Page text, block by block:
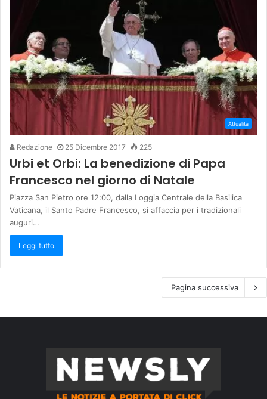
Attualità
Redazione 25 Dicembre 2017 225
Urbi et Orbi: La benedizione di Papa
Francesco nel giorno di Natale
Piazza San Pietro ore 12:00, dalla Loggia Centrale della Basilica
Vaticana, il Santo Padre Francesco, si affaccia per i tradizionali
auguri…
Leggi tutto
Pagina successiva